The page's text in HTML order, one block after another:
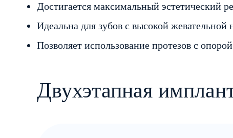
Достигается максимальный эстетический
Идеальна для зубов с высокой жевательной
Позволяет использование протезов с
Двухэтапная